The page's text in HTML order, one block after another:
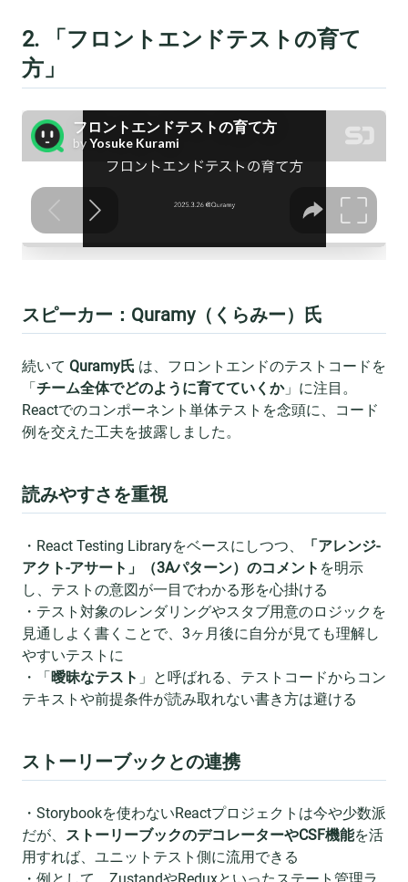
2. 「フロントエンドテストの育て
方」
スピーカー：Quramy（くらみー）氏
続いて Quramy氏 は、フロントエンドのテストコードを
「チーム全体でどのように育てていくか」に注目。
Reactでのコンポーネント単体テストを念頭に、コード
例を交えた工夫を披露しました。
読みやすさを重視
・React Testing Libraryをベースにしつつ、
「アレンジ-
アクト-アサート」（3Aパターン）のコメント を明示
し、テストの意図が一目でわかる形を心掛ける
・テスト対象のレンダリングやスタブ用意のロジックを
見通しよく書くことで、3ヶ月後に自分が見ても理解し
やすいテストに
・「曖昧なテスト 」と呼ばれる、テストコードからコン
テキストや前提条件が読み取れない書き方は避ける
ストーリーブックとの連携
・Storybookを使わないReactプロジェクトは今や少数派
だが、
ストーリーブックのデコレーターやCSF機能を活
用すれば、ユニットテスト側に流用できる
・例として、ZustandやReduxといったステート管理ラ